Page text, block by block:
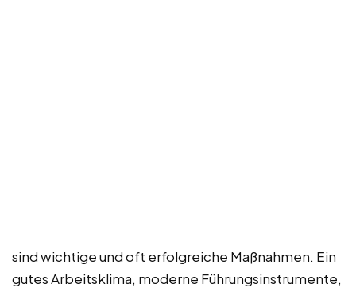
sind wichtige und oft erfolgreiche Maßnahmen. Ein
gutes Arbeitsklima, moderne Führungsinstrumente,